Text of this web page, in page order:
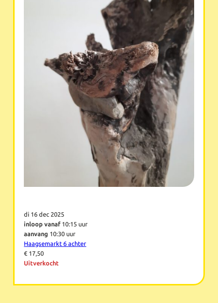
di 16 dec 2025
inloop vanaf10:15 uur
aanvang 10:30 uur
Haagsemarkt 6 achter
€ 17,50
Uitverkocht